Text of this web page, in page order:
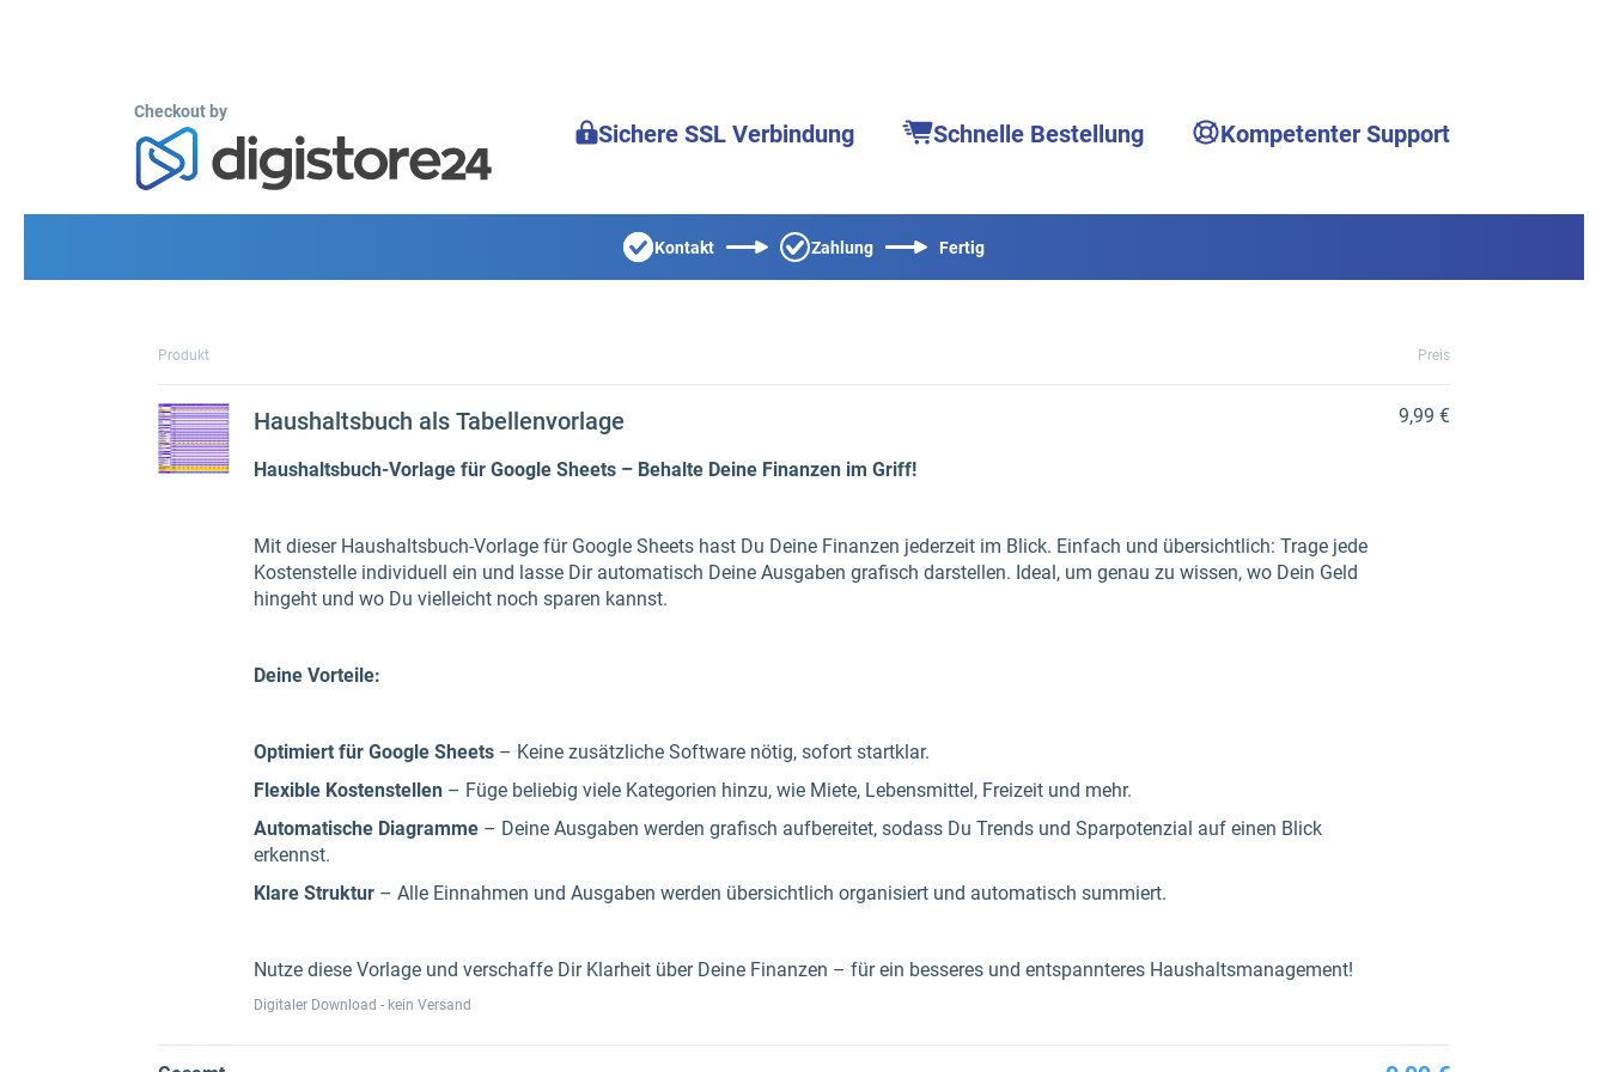
Checkout by
Sichere SSL Verbindung Schnelle Bestellung Kompetenter Support
Kontakt Zahlung Fertig
Produkt Preis
Haushaltsbuch als Tabellenvorlage
Haushaltsbuch-Vorlage für Google Sheets – Behalte Deine Finanzen im Griff!
Mit dieser Haushaltsbuch-Vorlage für Google Sheets hast Du Deine Finanzen jederzeit im Blick. Einfach und übersichtlich: Trage jede
Kostenstelle individuell ein und lasse Dir automatisch Deine Ausgaben grafisch darstellen. Ideal, um genau zu wissen, wo Dein Geld
hingeht und wo Du vielleicht noch sparen kannst.
Deine Vorteile:
Optimiert für Google Sheets – Keine zusätzliche Software nötig, sofort startklar.
Flexible Kostenstellen – Füge beliebig viele Kategorien hinzu, wie Miete, Lebensmittel, Freizeit und mehr.
Automatische Diagramme – Deine Ausgaben werden grafisch aufbereitet, sodass Du Trends und Sparpotenzial auf einen Blick
erkennst.
Klare Struktur – Alle Einnahmen und Ausgaben werden übersichtlich organisiert und automatisch summiert.
Nutze diese Vorlage und verschaffe Dir Klarheit über Deine Finanzen – für ein besseres und entspannteres Haushaltsmanagement!
Digitaler Download - kein Versand
9,99 €